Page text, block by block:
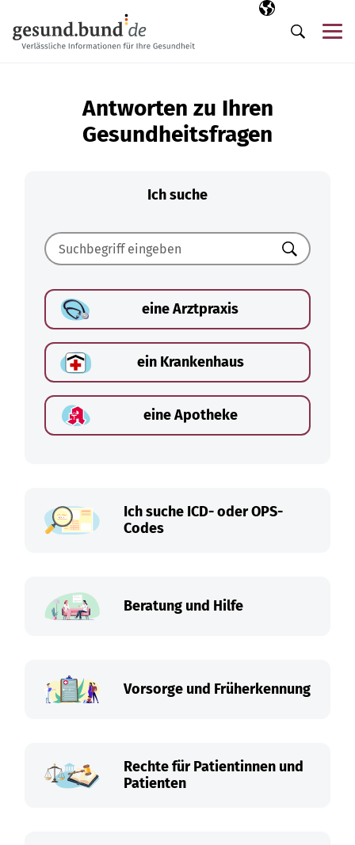
Ausgewählte
DE
Suche
Antworten zu Ihren
Gesundheitsfragen
Ich suche
Suchen
eine Arztpraxis
ein Krankenhaus
eine Apotheke
Ich suche ICD- oder OPS-
Codes
Beratung und Hilfe
Vorsorge und Früherkennung
Rechte für Patientinnen und
Patienten